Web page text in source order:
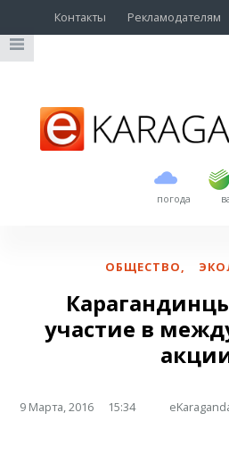
Контакты Рекламодателям
погода
USD 468.5
EUR
ОБЩЕСТВО,
участие в
9 Марта, 2016 15:34